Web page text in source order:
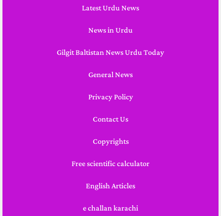
Latest Urdu News
News in Urdu
Gilgit Baltistan News Urdu Today
General News
Privacy Policy
Contact Us
Copyrights
Free scientific calculator
English Articles
e challan karachi